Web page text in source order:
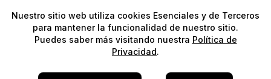
⭐️¡Envíos gratis para pedidos superiores a 60€!*⭐️
REEF/Aditivos E Reguladores
Nuestro sitio web utiliza cookies Esenciales y de Terceros
para mantener la funcionalidad de nuestro sitio.
Puedes saber más visitando nuestra Política de
Privacidad.